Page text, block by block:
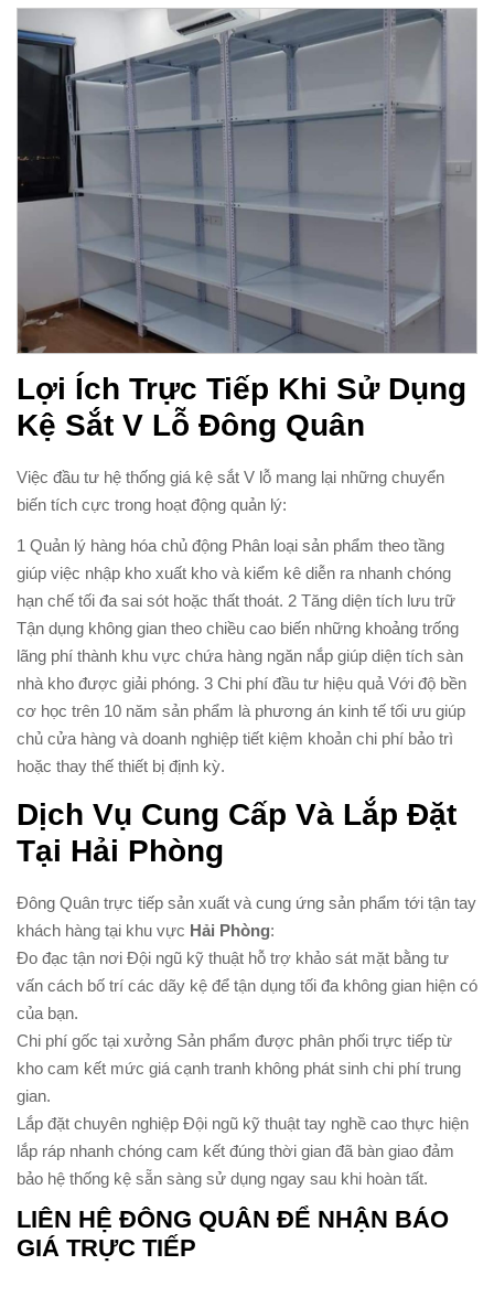
Lợi Ích Trực Tiếp Khi Sử Dụng
Kệ Sắt V Lỗ Đông Quân
Việc đầu tư hệ thống giá kệ sắt V lỗ mang lại những chuyển
biến tích cực trong hoạt động quản lý:
1 Quản lý hàng hóa chủ động Phân loại sản phẩm theo tầng
giúp việc nhập kho xuất kho và kiểm kê diễn ra nhanh chóng
hạn chế tối đa sai sót hoặc thất thoát. 2 Tăng diện tích lưu trữ
Tận dụng không gian theo chiều cao biến những khoảng trống
lãng phí thành khu vực chứa hàng ngăn nắp giúp diện tích sàn
nhà kho được giải phóng. 3 Chi phí đầu tư hiệu quả Với độ bền
cơ học trên 10 năm sản phẩm là phương án kinh tế tối ưu giúp
chủ cửa hàng và doanh nghiệp tiết kiệm khoản chi phí bảo trì
hoặc thay thế thiết bị định kỳ.
Dịch Vụ Cung Cấp Và Lắp Đặt
Tại Hải Phòng
Đông Quân trực tiếp sản xuất và cung ứng sản phẩm tới tận tay
khách hàng tại khu vực Hải Phòng:
Đo đạc tận nơi Đội ngũ kỹ thuật hỗ trợ khảo sát mặt bằng tư
vấn cách bố trí các dãy kệ để tận dụng tối đa không gian hiện có
của bạn.
Chi phí gốc tại xưởng Sản phẩm được phân phối trực tiếp từ
kho cam kết mức giá cạnh tranh không phát sinh chi phí trung
gian.
Lắp đặt chuyên nghiệp Đội ngũ kỹ thuật tay nghề cao thực hiện
lắp ráp nhanh chóng cam kết đúng thời gian đã bàn giao đảm
bảo hệ thống kệ sẵn sàng sử dụng ngay sau khi hoàn tất.
LIÊN HỆ ĐÔNG QUÂN ĐỂ NHẬN BÁO
GIÁ TRỰC TIẾP